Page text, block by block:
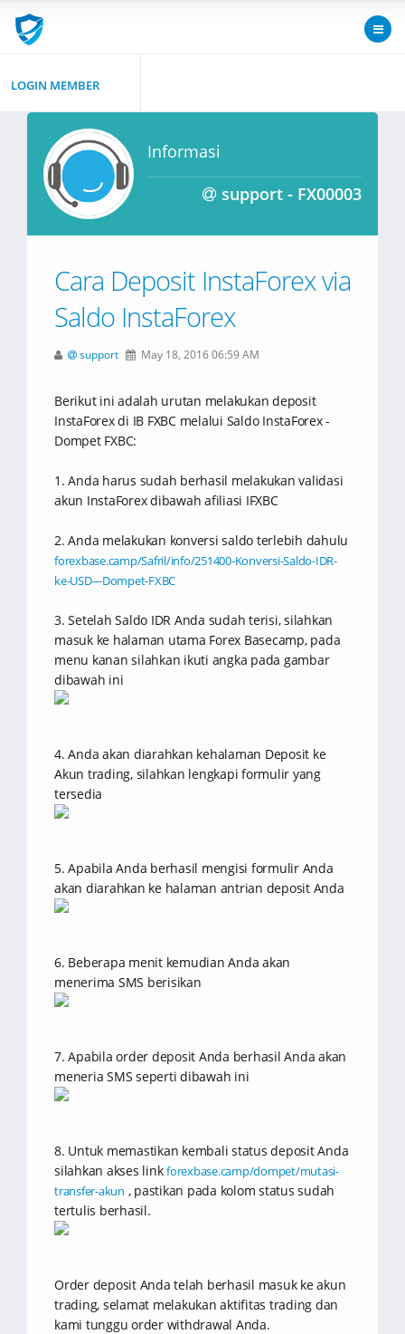
LOGIN MEMBER
Informasi
support - FX00003
Cara Deposit InstaForex via
Saldo InstaForex
support May 18, 2016 06:59 AM
Berikut ini adalah urutan melakukan deposit
InstaForex di IB FXBC melalui Saldo InstaForex -
Dompet FXBC:
1. Anda harus sudah berhasil melakukan validasi
akun InstaForex dibawah afiliasi IFXBC
2. Anda melakukan konversi saldo terlebih dahulu
forexbase.camp/Safril/info/251400-Konversi-Saldo-IDR-
ke-USD---Dompet-FXBC
3. Setelah Saldo IDR Anda sudah terisi, silahkan
masuk ke halaman utama Forex Basecamp, pada
menu kanan silahkan ikuti angka pada gambar
dibawah ini
4. Anda akan diarahkan kehalaman Deposit ke
Akun trading, silahkan lengkapi formulir yang
tersedia
5. Apabila Anda berhasil mengisi formulir Anda
akan diarahkan ke halaman antrian deposit Anda
6. Beberapa menit kemudian Anda akan
menerima SMS berisikan
7. Apabila order deposit Anda berhasil Anda akan
meneria SMS seperti dibawah ini
8. Untuk memastikan kembali status deposit Anda
silahkan akses linkforexbase.camp/dompet/mutasi-
transfer-akun , pastikan pada kolom status sudah
tertulis berhasil.
Order deposit Anda telah berhasil masuk ke akun
trading, selamat melakukan aktifitas trading dan
kami tunggu order withdrawal Anda.